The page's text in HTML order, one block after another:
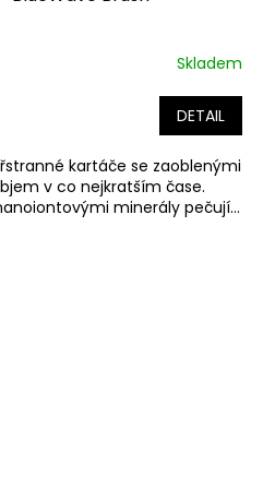
Skladem
DETAIL
kartáče se zaoblenými
v co nejkratším čase.
minerály pečují...